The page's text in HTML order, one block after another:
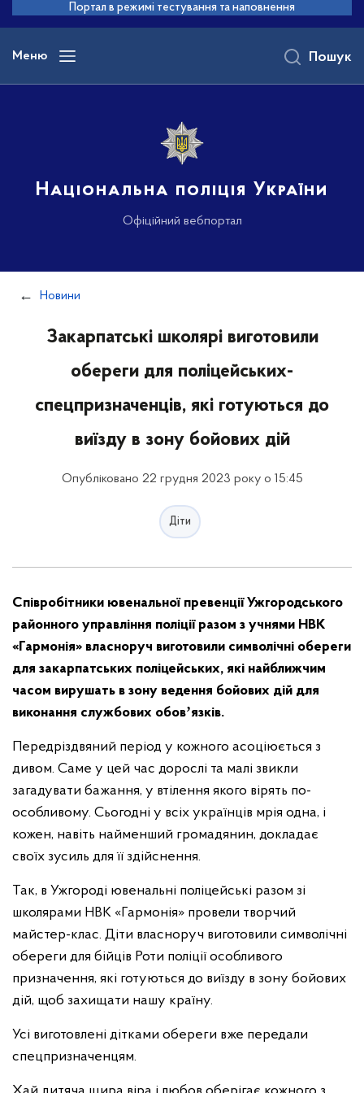
основного
вмісту
Портал в режимі тестування та наповнення
Меню
Національна поліція України
Офіційний вебпортал
Пошук
Новини
Закарпатські школярі виготовили
обереги для поліцейських-
спецпризначенців, які готуються до
виїзду в зону бойових дій
Опубліковано 22 грудня 2023 року о 15:45
Діти
Співробітники ювенальної превенції Ужгородського
районного управління поліції разом з учнями НВК
«Гармонія» власноруч виготовили символічні обереги
для закарпатських поліцейських, які найближчим
часом вирушать в зону ведення бойових дій для
виконання службових обовʼязків.
Передріздвяний період у кожного асоціюється з
дивом. Саме у цей час дорослі та малі звикли
загадувати бажання, у втілення якого вірять по-
особливому. Сьогодні у всіх українців мрія одна, і
кожен, навіть найменший громадянин, докладає
своїх зусиль для її здійснення.
Так, в Ужгороді ювенальні поліцейські разом зі
школярами НВК «Гармонія» провели творчий
майстер-клас. Діти власноруч виготовили символічні
обереги для бійців Роти поліції особливого
призначення, які готуються до виїзду в зону бойових
дій, щоб захищати нашу країну.
Усі виготовлені дітками обереги вже передали
спецпризначенцям.